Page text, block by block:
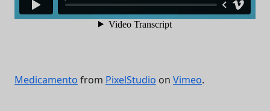
Medicamento from PixelStudio on Vimeo.